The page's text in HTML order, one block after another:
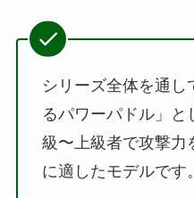
シリーズ全体を通し
るパワーパドル」と
級〜上級者で攻撃力
に適したモデルです。